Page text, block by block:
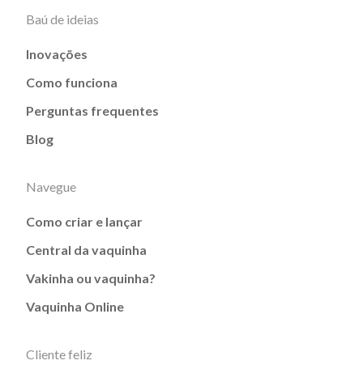
Baú de ideias
Inovações
Como funciona
Perguntas frequentes
Blog
Navegue
Como criar e lançar
Central da vaquinha
Vakinha ou vaquinha?
Vaquinha Online
Cliente feliz